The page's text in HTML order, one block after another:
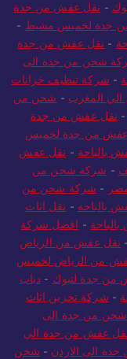
- نقل عفش من جدة
جدة لخميس مشيط -
- نقل عفش من جدة
شحن من جدة الى
- شركة تنظيف خزانات
المغرب - شحن من
- نقل عفش من جدة
من جدة لخميس
بالباحة - نقل عفش
- شركة شحن من
- شركة شحن من
بالباحة - نقل اثاث
- افضل شركة
- نقل عفش من الرياض
من الرياض لخميس
من جدة لتبوك - دباب
- شركة تخزين اثاث
شحن من جدة الى
عفش من جدة الي
الى الاردن - شحن